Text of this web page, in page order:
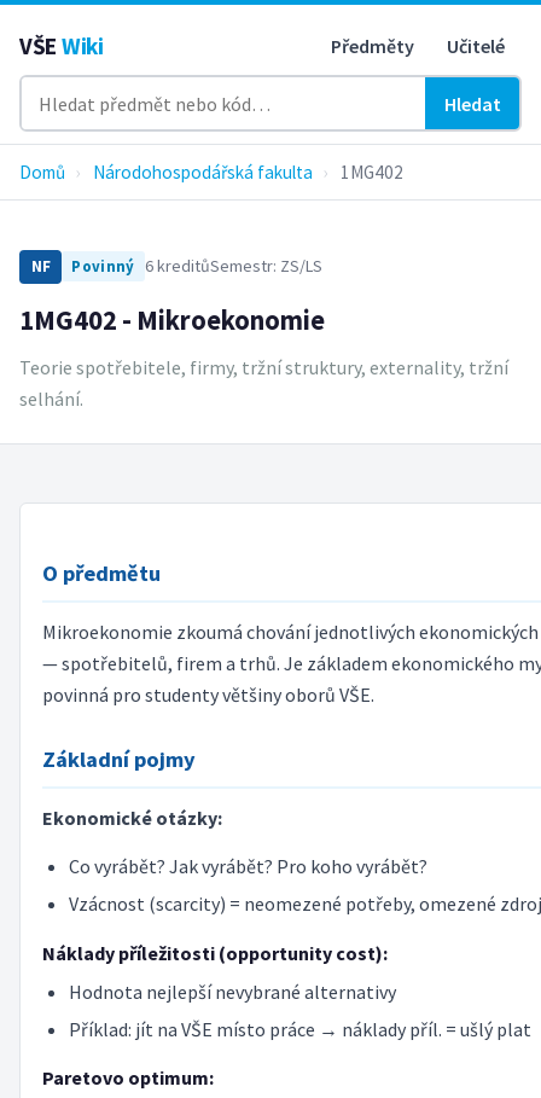
VŠE Wiki Předměty Učitelé
Hledat
Domů › Národohospodářská fakulta › 1MG402
NF Povinný 6 kreditůSemestr: ZS/LS
1MG402 - Mikroekonomie
Teorie spotřebitele, firmy, tržní struktury, externality, tržní
selhání.
O předmětu
Mikroekonomie zkoumá chování jednotlivých
— spotřebitelů, firem a trhů. Je základem ekonomického
povinná pro studenty většiny oborů VŠE.
Základní pojmy
Ekonomické otázky:
Co vyrábět? Jak vyrábět? Pro koho vyrábět?
Vzácnost (scarcity) = neomezené potřeby, omezené
Náklady příležitosti (opportunity cost):
Hodnota nejlepší nevybrané alternativy
Příklad: jít na VŠE místo práce → náklady příl. = ušlý plat
Paretovo optimum: